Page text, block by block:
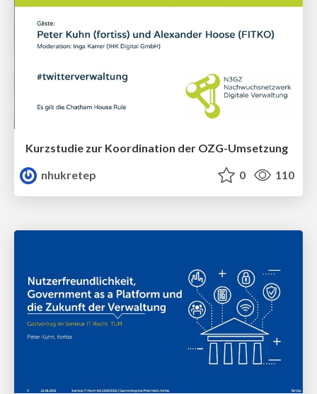
Kurzstudie zur Koordination der OZG-Umsetzung
nhukretep
0 110